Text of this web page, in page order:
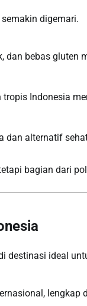
digemari.
dan bebas gluten
Indonesia
dan alternatif
bagian dari
destinasi ideal
lengkap